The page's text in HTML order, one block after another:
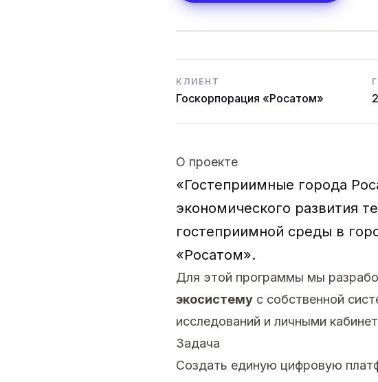
КЛИЕНТ
Госкорпорация «Росатом»
О проекте
«Гостеприимные города
экономического развития
гостеприимной среды в
«Росатом».
Для этой программы мы
экосистему с собственной
исследований и личными
Задача
Создать единую цифровую